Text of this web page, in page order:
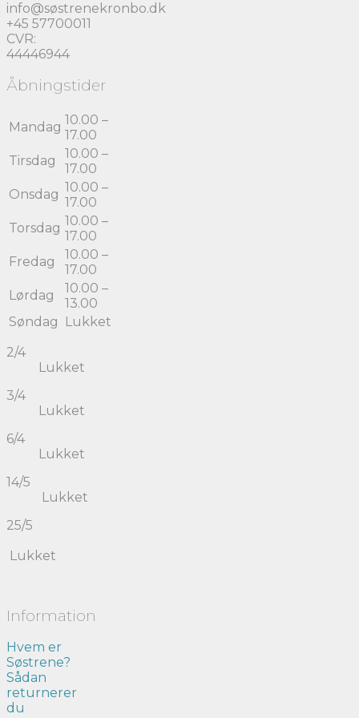
info@søstrenekronbo.dk
+45 57700011
CVR:
44446944
Åbningstider
Mandag 10.00 –
17.00
Tirsdag
10.00 –
17.00
Onsdag 10.00 –
17.00
Torsdag 10.00 –
17.00
Fredag
10.00 –
17.00
Lørdag
10.00 –
13.00
Søndag
Lukket
2/4
Lukket
3/4
Lukket
6/4
Lukket
14/5
Lukket
25/5
Lukket
Information
Hvem er
Søstrene?
Sådan
returnerer
du